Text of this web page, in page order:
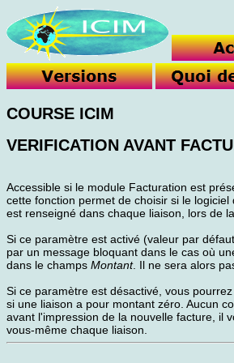
COURSE ICIM
VERIFICATION AVANT
Accessible si le module Facturation est
cette fonction permet de choisir si le
est renseigné dans chaque liaison, lors de
Si ce paramètre est activé (valeur par
par un message bloquant dans le cas où
dans le champs Montant. Il ne sera alors
Si ce paramètre est désactivé, vous
si une liaison a pour montant zéro. Aucun
avant l'impression de la nouvelle facture, il
vous-même chaque liaison.